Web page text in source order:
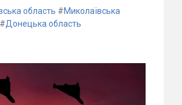
область #Миколаївська
#Донецька область